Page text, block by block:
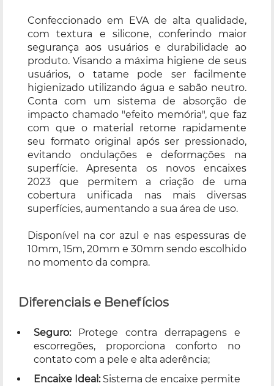
Confeccionado em EVA de alta qualidade,
com textura e silicone, conferindo maior
segurança aos usuários e durabilidade ao
produto. Visando a máxima higiene de seus
usuários, o tatame pode ser facilmente
higienizado utilizando água e sabão neutro.
Conta com um sistema de absorção de
impacto chamado "efeito memória", que faz
com que o material retome rapidamente
seu formato original após ser pressionado,
evitando ondulações e deformações na
superfície. Apresenta os novos encaixes
2023 que permitem a criação de uma
cobertura unificada nas mais diversas
superfícies, aumentando a sua área de uso.
Disponível na cor azul e nas espessuras de
10mm, 15m, 20mm e 30mm sendo escolhido
no momento da compra.
Diferenciais e Benefícios
Seguro:Protege contra derrapagens e
escorregões, proporciona conforto no
contato com a pele e alta aderência;
Encaixe Ideal:Sistema de encaixe permite